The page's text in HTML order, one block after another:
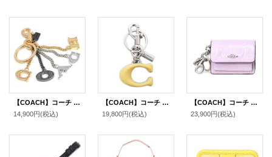
【COACH】コーチ メタル パーフォレーテッド コーチ ロゴ バッグチャーム キーリング キーホルダー マルチ（日本未発売）
14,900円(税込)
【COACH】コーチ キーホルダー メタル レザー シグネチャー C ロゴ ビッグモチーフ バッグチャーム キーリング キーホルダー シルバー×イエロー（日本未発売）
19,800円(税込)
【COACH】コーチ キーホルダー パテントレザー シグネチャー ミニ クレアバッグ ハート チャーム ポーチ 小物入れ キーホルダー バッグチャーム コインケース ライトバイオレット（日本未発売）
23,900円(税込)